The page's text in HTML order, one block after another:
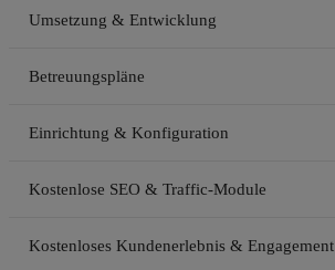
Umsetzung & Entwicklung
Betreuungspläne
Einrichtung & Konfiguration
Kostenlose SEO & Traffic-Module
Kostenloses Kundenerlebnis & Engagement